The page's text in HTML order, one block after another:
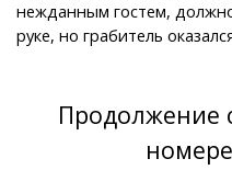
нежданным гостем,
руке, но грабитель
Продолжение